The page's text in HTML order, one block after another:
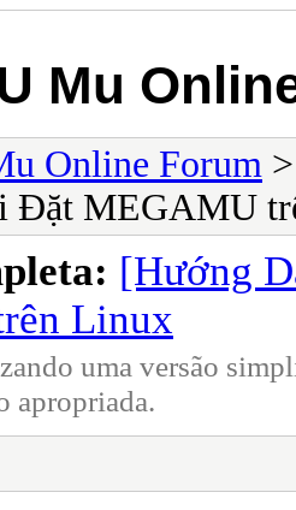
Mu
Online Forum
Đặt MEGAMU
[Hướng
Linux
uma versão
apropriada.